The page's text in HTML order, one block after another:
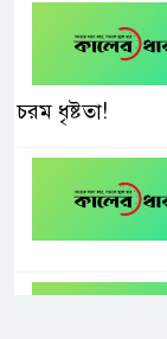
চরম ধৃষ্টতা!